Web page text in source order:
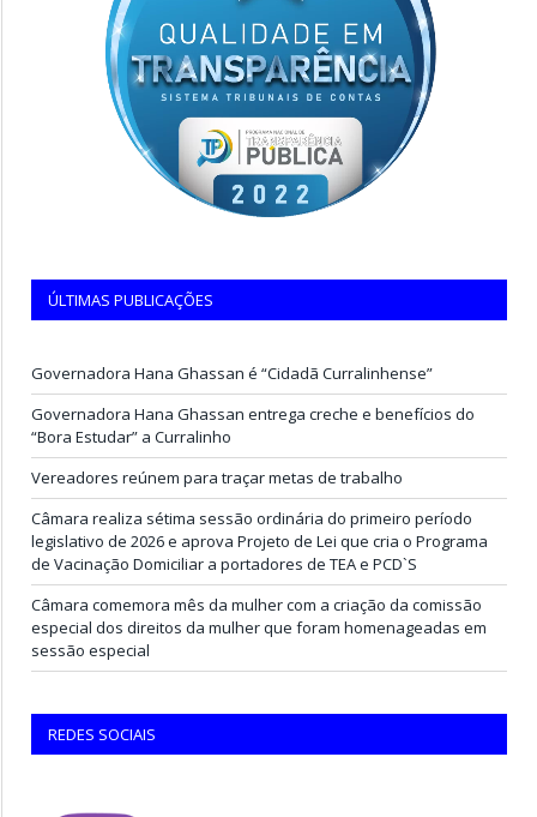
ÚLTIMAS PUBLICAÇÕES
Governadora Hana Ghassan é “Cidadã Curralinhense”
Governadora Hana Ghassan entrega creche e benefícios do
“Bora Estudar” a Curralinho
Vereadores reúnem para traçar metas de trabalho
Câmara realiza sétima sessão ordinária do primeiro período
legislativo de 2026 e aprova Projeto de Lei que cria o Programa
de Vacinação Domiciliar a portadores de TEA e PCD`S
Câmara comemora mês da mulher com a criação da comissão
especial dos direitos da mulher que foram homenageadas em
sessão especial
REDES SOCIAIS